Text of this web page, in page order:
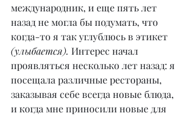
международник, и еще пять лет
назад не могла бы подумать, что
когда-то я так углублюсь в этикет
(улыбается). Интерес начал
проявляться несколько лет назад: я
посещала различные рестораны,
заказывая себе всегда новые блюда,
и когда мне приносили новые для